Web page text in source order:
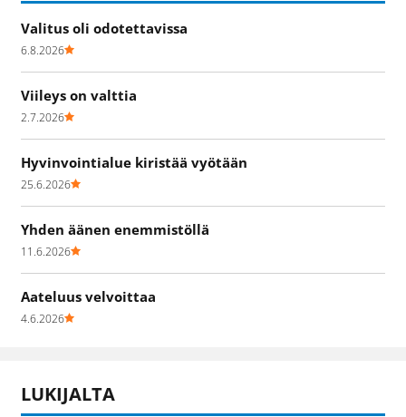
Valitus oli odotettavissa
6.8.2026
Viileys on valttia
2.7.2026
Hyvinvointialue kiristää vyötään
25.6.2026
Yhden äänen enemmistöllä
11.6.2026
Aateluus velvoittaa
4.6.2026
LUKIJALTA